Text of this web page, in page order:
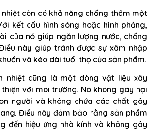
còn có khả năng chống thấm một
kết cấu hình sóng hoặc hình phảng,
của nó giúp ngăn lượng nước, chống
này giúp tránh được sự xâm nhập
và kéo dài tuổi thọ của sản phẩm.
nhiệt cũng là một dòng vật liệu xây
thiện với môi trường. Nó không gây hại
người và không chứa các chất gây
Điều này đảm bảo rằng sản phẩm
đến hiệu ứng nhà kính và không gây